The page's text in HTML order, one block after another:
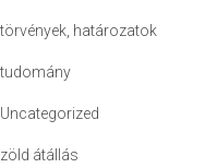
törvények, határozatok
tudomány
Uncategorized
zöld átállás